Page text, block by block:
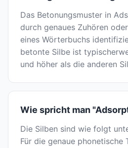
Das Betonungsmuster in
durch genaues Zuhören
eines Wörterbuchs
betonte Silbe ist
und höher als die anderen
Wie spricht man
Die Silben sind wie folgt
Für die genaue phonetische